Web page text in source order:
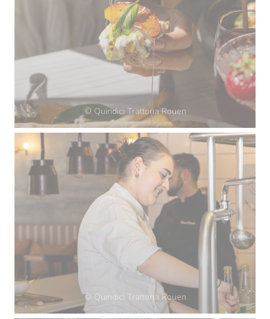
© Quindici Trattoria Rouen
© Quindici Trattoria Rouen